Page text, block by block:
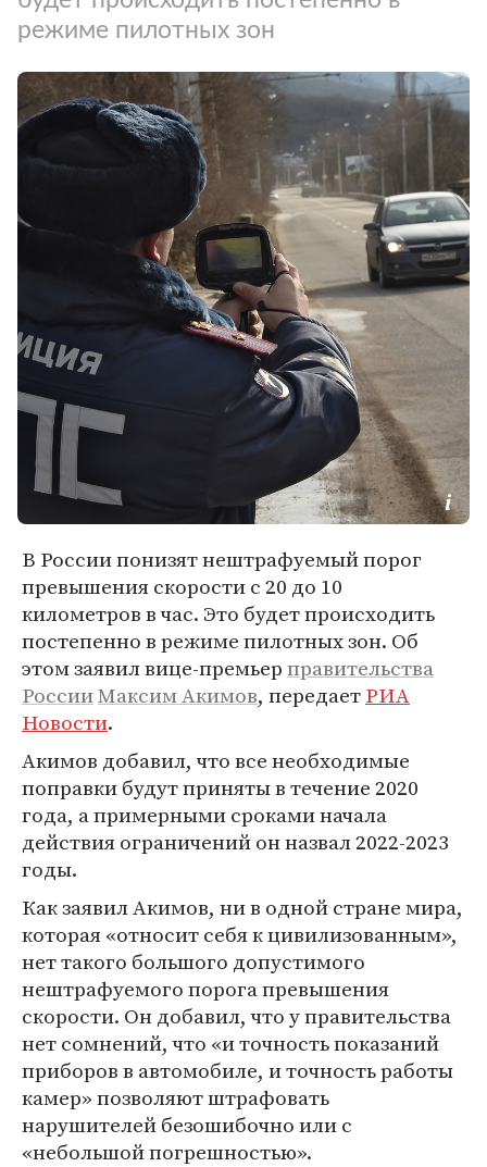
режиме пилотных зон
В России понизят нештрафуемый порог
превышения скорости с 20 до 10
километров в час. Это будет происходить
постепенно в режиме пилотных зон. Об
этом заявил вице-премьерправительства
РоссииМаксим Акимов, передаетРИА
Новости.
Акимов добавил, что все необходимые
поправки будут приняты в течение 2020
года, а примерными сроками начала
действия ограничений он назвал 2022-2023
годы.
Как заявил Акимов, ни в одной стране мира,
которая «относит себя к цивилизованным»,
нет такого большого допустимого
нештрафуемого порога превышения
скорости. Он добавил, что у правительства
нет сомнений, что «и точность показаний
приборов в автомобиле, и точность работы
камер» позволяют штрафовать
нарушителей безошибочно или с
«небольшой погрешностью».